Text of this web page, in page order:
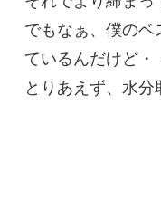
でもなぁ、僕のベ
ているんだけど・
とりあえず、水分